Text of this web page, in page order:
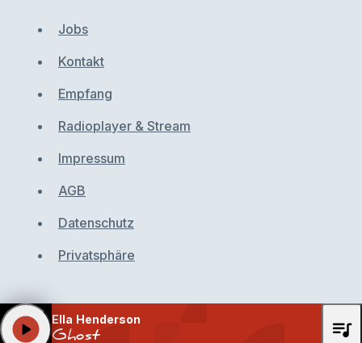
Jobs
Kontakt
Empfang
Radioplayer & Stream
Impressum
AGB
Datenschutz
Privatsphäre
Ella Henderson
Ghost
play_arrow queue_music